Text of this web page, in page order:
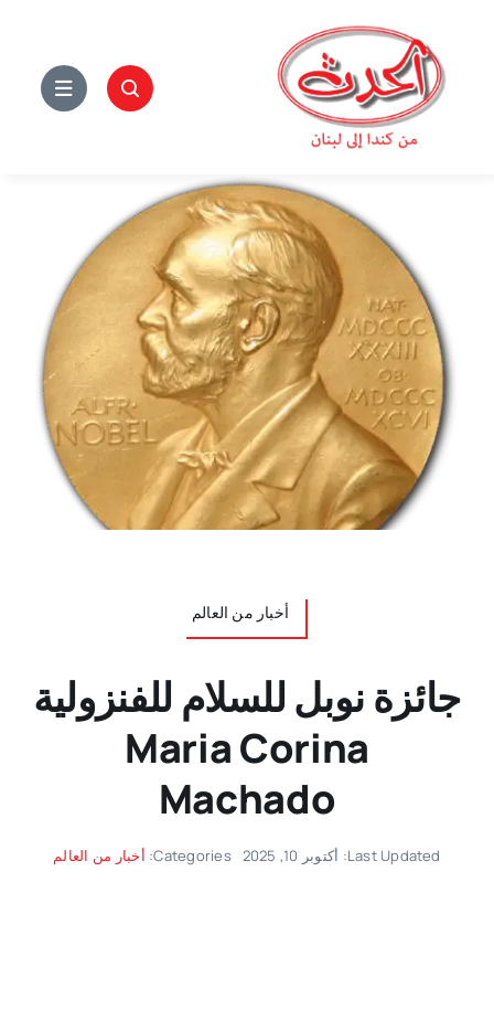
content
أخبار من العالم
جائزة نوبل للسلام للفنزولية
Maria Corina
Machado
Last Updated: أكتوبر 10, 2025 Categories: أخبار من العالم